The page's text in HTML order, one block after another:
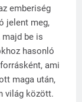
emberiség
jelent meg,
be is
hasonló
ami
maga után,
világ között.